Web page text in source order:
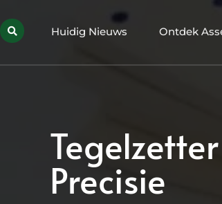
Huidig Nieuws Ontdek
Precisie